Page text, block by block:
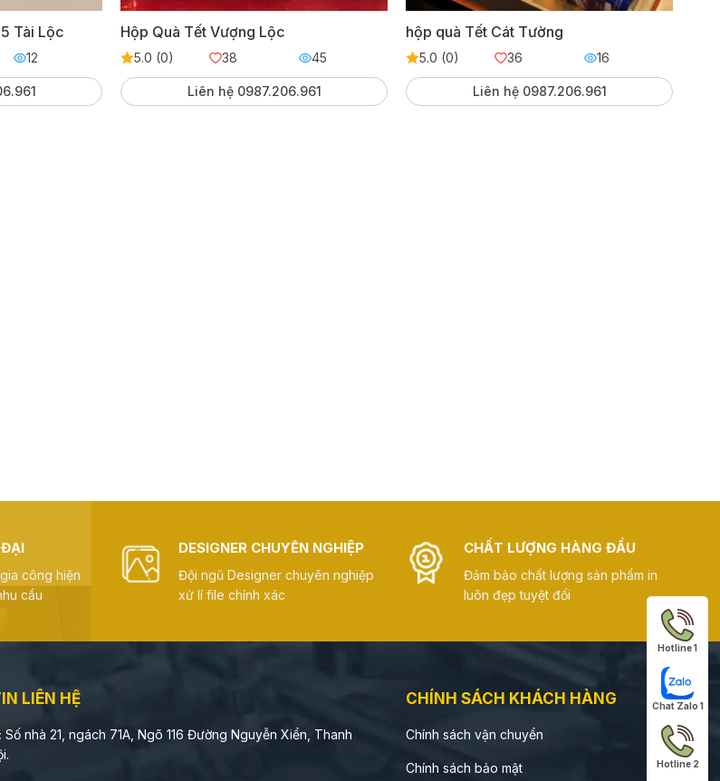
Hotline 1
Chat Zalo 1
Hotline 2
Tài Lộc
12
Hộp Quà Tết Vượng Lộc
5.0 (0) 38 45
Liên hệ 0987.206.961
hộp quà Tết Cát Tường
5.0 (0) 36 16
Liên hệ 0987.206.961
ĐẠI
công hiện
cầu
DESIGNER CHUYÊN NGHIỆP
Đội ngũ Designer chuyên nghiệp
xử lí file chính xác
CHẤT LƯỢNG HÀNG ĐẦU
Đảm bảo chất lượng sản phẩm in
luôn đẹp tuyệt đối
LIÊN HỆ
Số nhà 21, ngách 71A, Ngõ 116 Đường Nguyễn Xiển, Thanh
CHÍNH SÁCH KHÁCH HÀNG
Chính sách vận chuyển
Chính sách bảo mật